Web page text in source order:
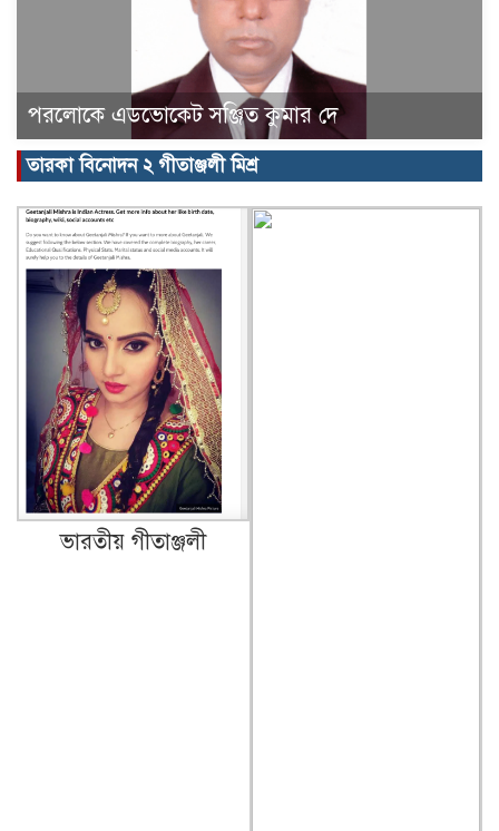
পরলোকে এডভোকেট সঞ্জিত কুমার দে
তারকা বিনোদন ২ গীতাঞ্জলী মিশ্র
ভারতীয় গীতাঞ্জলী